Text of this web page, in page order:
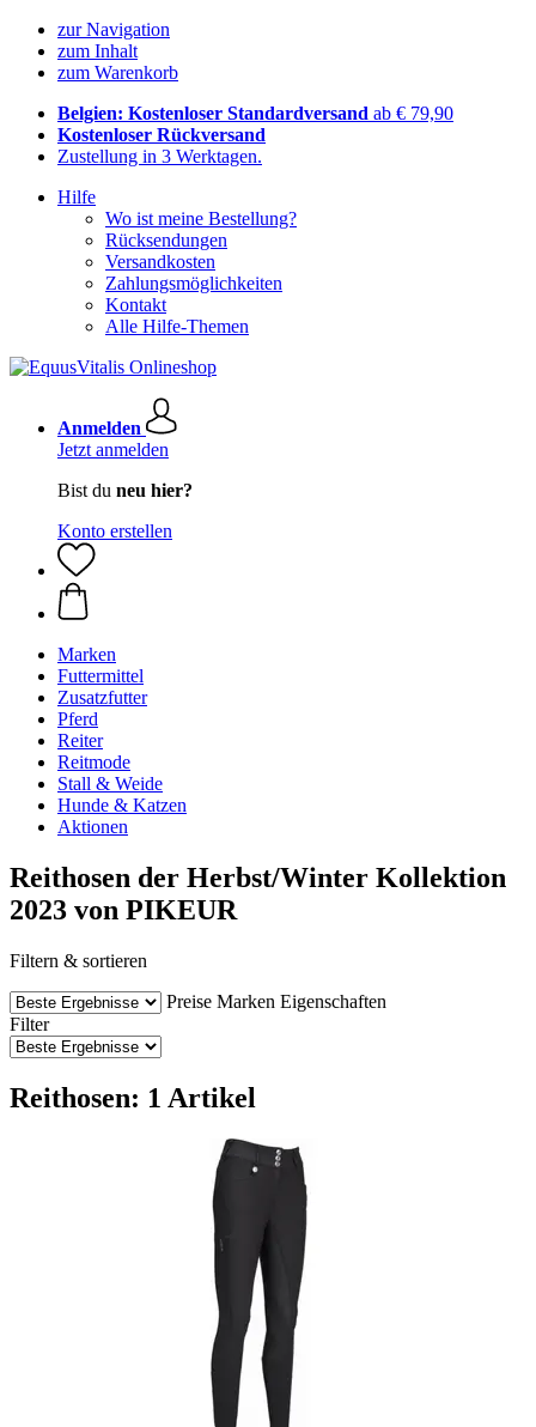
zur Navigation
zum Inhalt
zum Warenkorb
Belgien: Kostenloser Standardversand ab € 79,90
Kostenloser Rückversand
Zustellung in 3 Werktagen.
Hilfe
Wo ist meine Bestellung?
Rücksendungen
Versandkosten
Zahlungsmöglichkeiten
Kontakt
Alle Hilfe-Themen
Anmelden
Jetzt anmelden
Bist du neu hier?
Konto erstellen
Marken
Futtermittel
Zusatzfutter
Pferd
Reiter
Reitmode
Stall & Weide
Hunde & Katzen
Aktionen
Reithosen der Herbst/Winter Kollektion
2023 von PIKEUR
Filtern & sortieren
Preise Marken Eigenschaften
Filter
Reithosen: 1 Artikel